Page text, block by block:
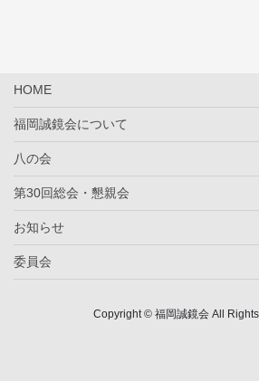
HOME
福岡誠鏡会について
八の会
第30回総会・懇親会
お知らせ
委員会
Copyright © 福岡誠鏡会 All